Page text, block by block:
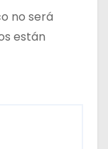
no será
están